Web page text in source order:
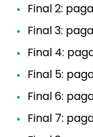
Final 2:
Final 3:
Final 4:
Final 5:
Final 6:
Final 7: